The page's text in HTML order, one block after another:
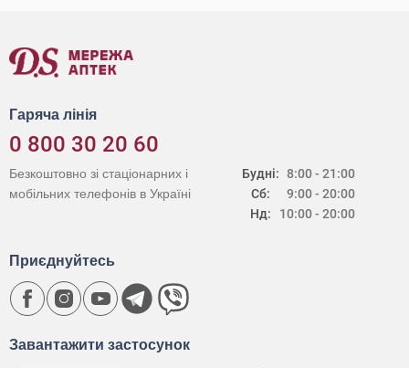
Гаряча лінія
0 800 30 20 60
Будні:
Сб:
Нд:
8:00 - 21:00
9:00 - 20:00
10:00 - 20:00
Безкоштовно зі стаціонарних і
мобільних телефонів в Україні
Завантажити застосунок
Приєднуйтесь